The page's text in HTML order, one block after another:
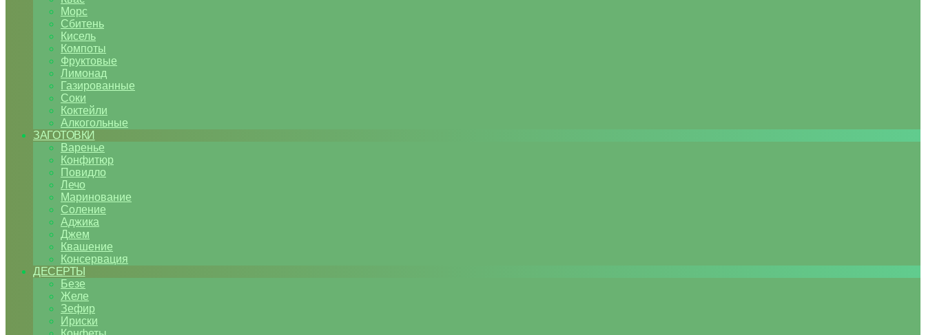
Морс
Сбитень
Кисель
Компоты
Фруктовые
Лимонад
Газированные
Соки
Коктейли
Алкогольные
ЗАГОТОВКИ
Варенье
Конфитюр
Повидло
Лечо
Маринование
Соление
Аджика
Джем
Квашение
Консервация
ДЕСЕРТЫ
Безе
Желе
Зефир
Ириски